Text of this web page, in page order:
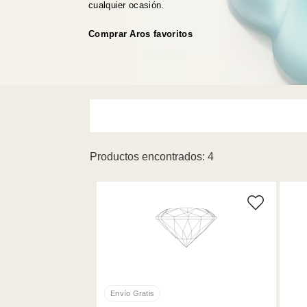
cualquier ocasión.
Comprar Aros favoritos
Productos encontrados: 4